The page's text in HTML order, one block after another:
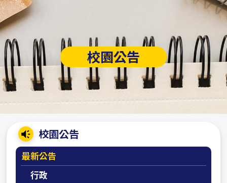
校園公告
校園公告
最新公告
行政